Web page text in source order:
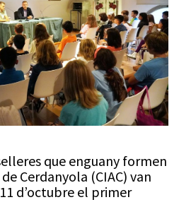
que enguany formen
Cerdanyola (CIAC) van
d’octubre el primer